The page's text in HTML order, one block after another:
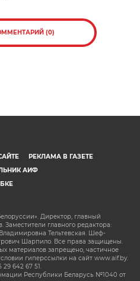
(0)
РЕКЛАМА В ГАЗЕТЕ
АИФ
Директор, главный
Заместители главного редактора:
Тельтевская. Шеф-
Шарпило. Все права защищены.
материалов запрещено, частичное
гиперссылки на сайт www.aif.by.
642 67 51.
Республики Беларусь №1040 от